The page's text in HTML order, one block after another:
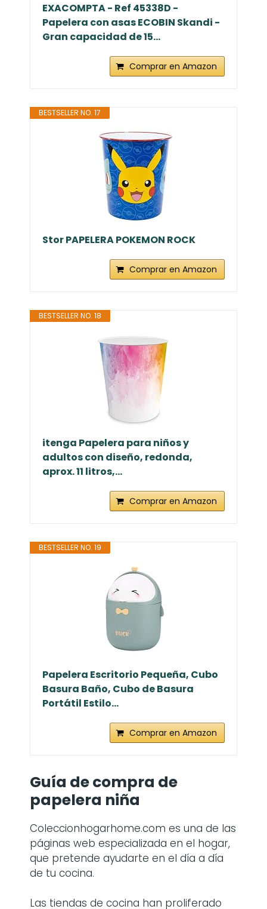
EXACOMPTA - Ref 45338D -
Papelera con asas ECOBIN Skandi -
Gran capacidad de 15...
Comprar en Amazon
BESTSELLER NO. 17
Stor PAPELERA POKEMON ROCK
Comprar en Amazon
BESTSELLER NO. 18
itenga Papelera para niños y
adultos con diseño, redonda,
aprox. 11 litros,...
Comprar en Amazon
BESTSELLER NO. 19
Papelera Escritorio Pequeña, Cubo
Basura Baño, Cubo de Basura
Portátil Estilo...
Comprar en Amazon
Guía de compra de
papelera niña
Coleccionhogarhome.com es una de las
páginas web especializada en el hogar,
que pretende ayudarte en el día a día
de tu cocina.
Las tiendas de cocina han proliferado